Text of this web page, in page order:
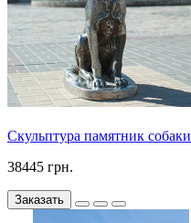
Скульптура памятник собаки
38445 грн.
Заказать